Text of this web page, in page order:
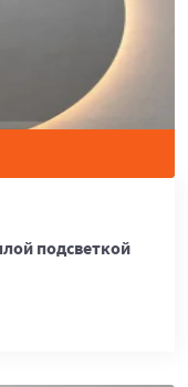
подсветкой